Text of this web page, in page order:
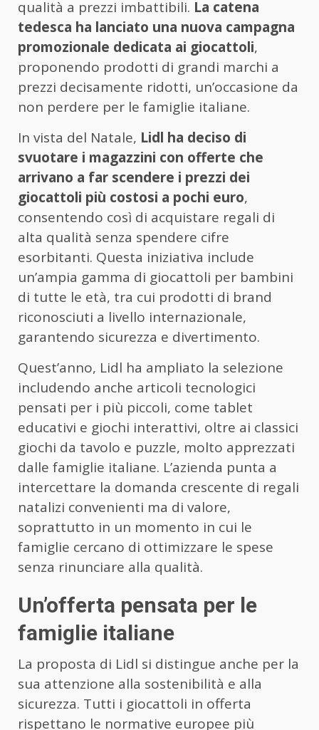
qualità a prezzi imbattibili. La catena
tedesca ha lanciato una nuova campagna
promozionale dedicata ai giocattoli,
proponendo prodotti di grandi marchi a
prezzi decisamente ridotti, un’occasione da
non perdere per le famiglie italiane.
In vista del Natale, Lidl ha deciso di
svuotare i magazzini con offerte che
arrivano a far scendere i prezzi dei
giocattoli più costosi a pochi euro,
consentendo così di acquistare regali di
alta qualità senza spendere cifre
esorbitanti. Questa iniziativa include
un’ampia gamma di giocattoli per bambini
di tutte le età, tra cui prodotti di brand
riconosciuti a livello internazionale,
garantendo sicurezza e divertimento.
Quest’anno, Lidl ha ampliato la selezione
includendo anche articoli tecnologici
pensati per i più piccoli, come tablet
educativi e giochi interattivi, oltre ai classici
giochi da tavolo e puzzle, molto apprezzati
dalle famiglie italiane. L’azienda punta a
intercettare la domanda crescente di regali
natalizi convenienti ma di valore,
soprattutto in un momento in cui le
famiglie cercano di ottimizzare le spese
senza rinunciare alla qualità.
Un’offerta pensata per le
famiglie italiane
La proposta di Lidl si distingue anche per la
sua attenzione alla sostenibilità e alla
sicurezza. Tutti i giocattoli in offerta
rispettano le normative europee più